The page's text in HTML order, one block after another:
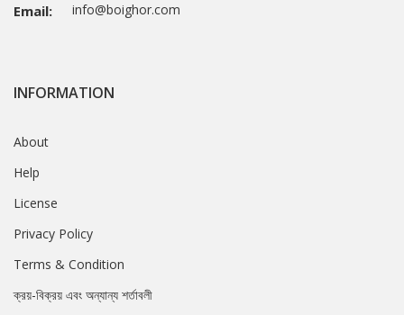
Email: info@boighor.com
INFORMATION
About
Help
License
Privacy Policy
Terms & Condition
ক্রয়-বিক্রয় এবং অন্যান্য শর্তাবলী